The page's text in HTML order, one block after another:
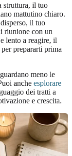
struttura, il tuo
mattutino chiaro.
il tuo
riunione con un
lento a reagire, il
prepararti prima
meno le
anche esplorare
dei tratti a
e crescita.